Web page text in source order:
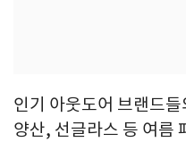
인기 아웃도어 브랜드
양산, 선글라스 등 여름